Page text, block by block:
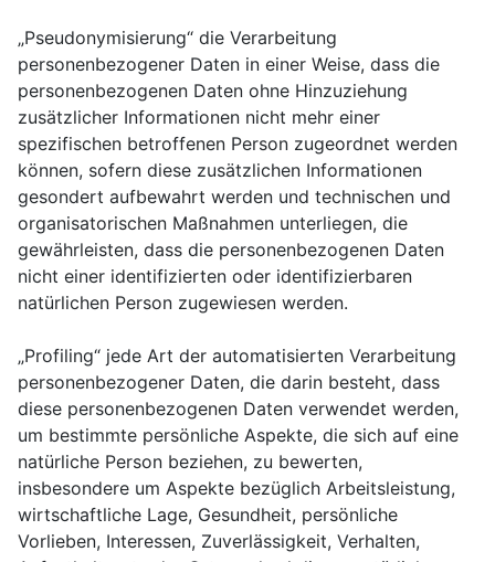
„Pseudonymisierung“ die Verarbeitung
personenbezogener Daten in einer Weise, dass die
personenbezogenen Daten ohne Hinzuziehung
zusätzlicher Informationen nicht mehr einer
spezifischen betroffenen Person zugeordnet werden
können, sofern diese zusätzlichen Informationen
gesondert aufbewahrt werden und technischen und
organisatorischen Maßnahmen unterliegen, die
gewährleisten, dass die personenbezogenen Daten
nicht einer identifizierten oder identifizierbaren
natürlichen Person zugewiesen werden.
„Profiling“ jede Art der automatisierten Verarbeitung
personenbezogener Daten, die darin besteht, dass
diese personenbezogenen Daten verwendet werden,
um bestimmte persönliche Aspekte, die sich auf eine
natürliche Person beziehen, zu bewerten,
insbesondere um Aspekte bezüglich Arbeitsleistung,
wirtschaftliche Lage, Gesundheit, persönliche
Vorlieben, Interessen, Zuverlässigkeit, Verhalten,